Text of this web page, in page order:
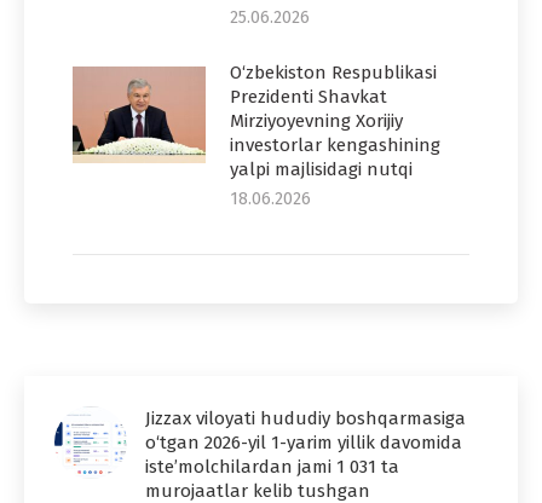
25.06.2026
O‘zbekiston Respublikasi
Prezidenti Shavkat
Mirziyoyevning Xorijiy
investorlar kengashining
yalpi majlisidagi nutqi
18.06.2026
Jizzax viloyati hududiy boshqarmasiga
o‘tgan 2026-yil 1-yarim yillik davomida
iste’molchilardan jami 1 031 ta
murojaatlar kelib tushgan